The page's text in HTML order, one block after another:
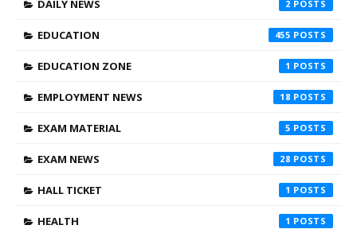
DAILY NEWS 2
EDUCATION 455
EDUCATION ZONE 1
EMPLOYMENT NEWS 18
EXAM MATERIAL 5
EXAM NEWS 28
HALL TICKET 1
HEALTH 1